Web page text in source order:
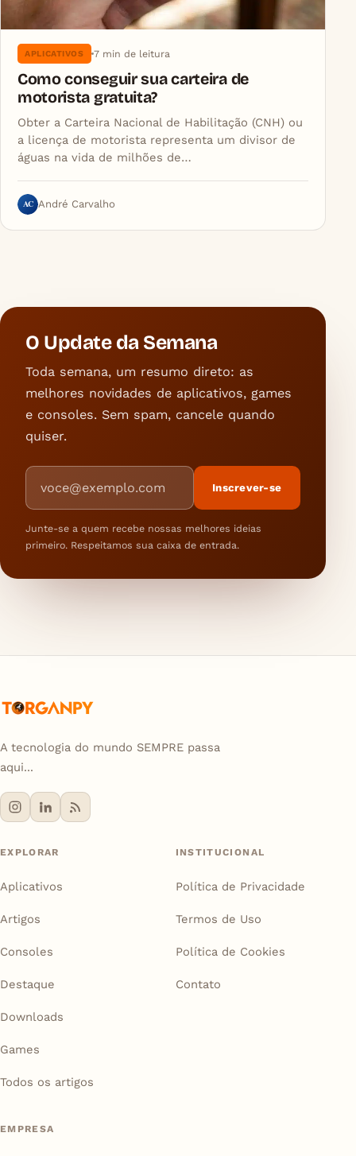
APLICATIVOS 7 min de leitura
Como conseguir sua carteira de
motorista gratuita?
Obter a Carteira Nacional de Habilitação (CNH) ou
a licença de motorista representa um divisor de
águas na vida de milhões de…
AC André Carvalho
O Update da Semana
Toda semana, um resumo direto: as
melhores novidades de aplicativos, games
e consoles. Sem spam, cancele quando
quiser.
Endereço de e-mail
Inscrever-se
Junte-se a quem recebe nossas melhores ideias
primeiro. Respeitamos sua caixa de entrada.
A tecnologia do mundo SEMPRE passa
aqui...
EXPLORAR
Aplicativos
Artigos
Consoles
Destaque
Downloads
Games
Todos os artigos
INSTITUCIONAL
Política de Privacidade
Termos de Uso
Política de Cookies
Contato
EMPRESA